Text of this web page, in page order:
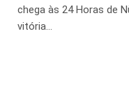
chega às 24 Horas de
vitória…